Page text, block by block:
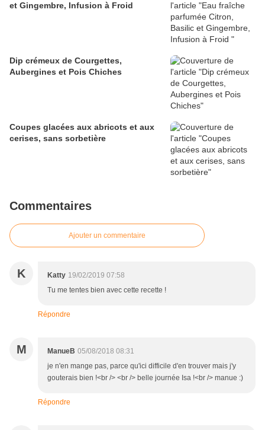
et Gingembre, Infusion à Froid
Dip crémeux de Courgettes,
Aubergines et Pois Chiches
Coupes glacées aux abricots et aux
cerises, sans sorbetière
Commentaires
Ajouter un commentaire
K Katty 19/02/2019 07:58
Tu me tentes bien avec cette recette !
Répondre
M ManueB 05/08/2018 08:31
je n'en mange pas, parce qu'ici difficile d'en trouver mais j'y
gouterais bien !<br /> <br /> belle journée Isa !<br /> manue :)
Répondre